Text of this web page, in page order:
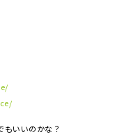
いいのかな？